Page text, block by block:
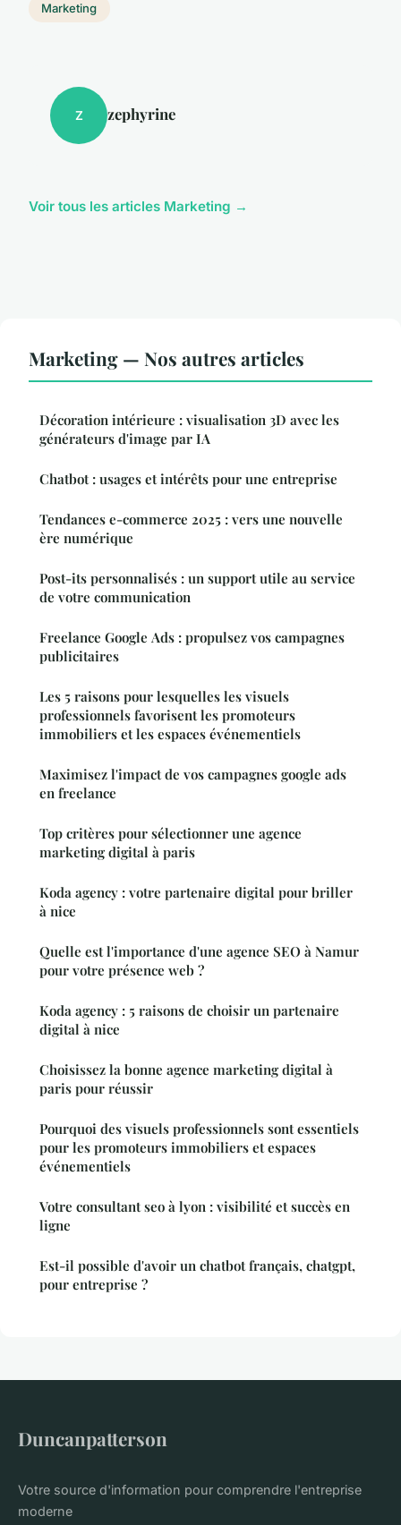
Marketing
Z zephyrine
Voir tous les articles Marketing →
Marketing — Nos autres articles
Décoration intérieure : visualisation 3D avec les
générateurs d'image par IA
Chatbot : usages et intérêts pour une entreprise
Tendances e-commerce 2025 : vers une nouvelle
ère numérique
Post-its personnalisés : un support utile au service
de votre communication
Freelance Google Ads : propulsez vos campagnes
publicitaires
Les 5 raisons pour lesquelles les visuels
professionnels favorisent les promoteurs
immobiliers et les espaces événementiels
Maximisez l'impact de vos campagnes google ads
en freelance
Top critères pour sélectionner une agence
marketing digital à paris
Koda agency : votre partenaire digital pour briller
à nice
Quelle est l'importance d'une agence SEO à Namur
pour votre présence web ?
Koda agency : 5 raisons de choisir un partenaire
digital à nice
Choisissez la bonne agence marketing digital à
paris pour réussir
Pourquoi des visuels professionnels sont essentiels
pour les promoteurs immobiliers et espaces
événementiels
Votre consultant seo à lyon : visibilité et succès en
ligne
Est-il possible d'avoir un chatbot français, chatgpt,
pour entreprise ?
Duncanpatterson
Votre source d'information pour comprendre l'entreprise
moderne